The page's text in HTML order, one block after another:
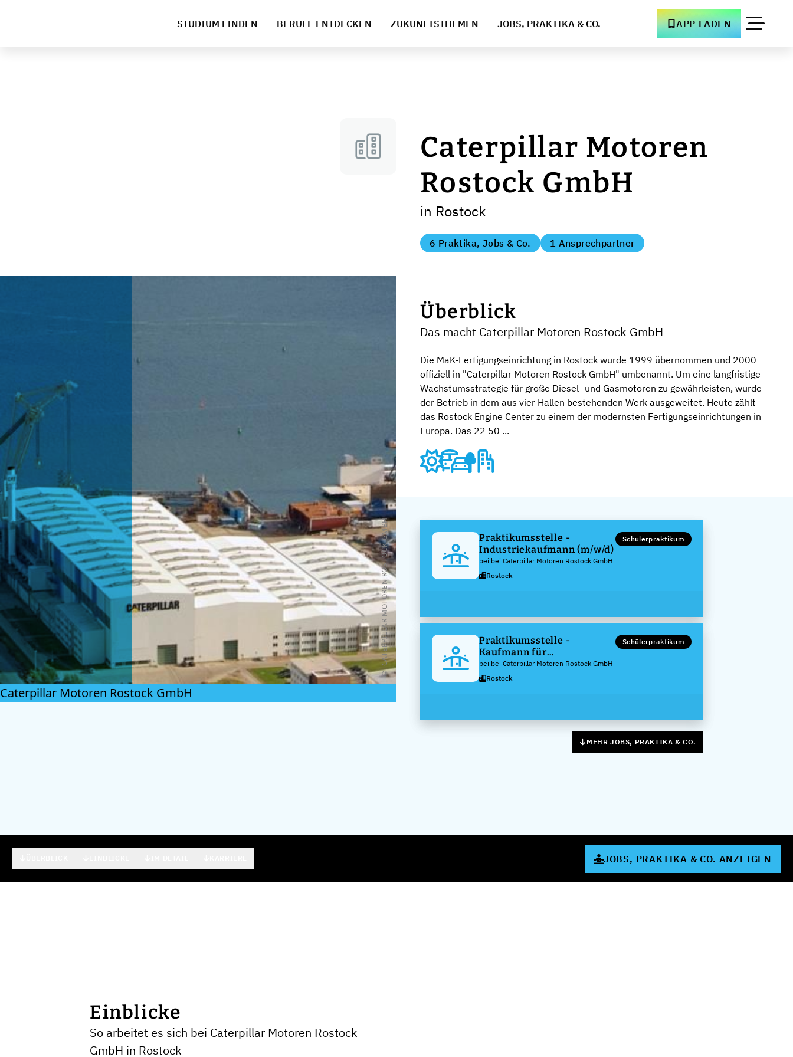
STUDIUM FINDEN BERUFE ENTDECKEN ZUKUNFTSTHEMEN JOBS, PRAKTIKA & CO. APP LADEN
Caterpillar Motoren
Rostock GmbH
in Rostock
6 Praktika, Jobs & Co. 1 Ansprechpartner
© CATERPILLAR MOTOREN ROSTOCK GMBH
Caterpillar Motoren Rostock GmbH
Überblick
Das macht Caterpillar Motoren Rostock GmbH
Die MaK-Fertigungseinrichtung in Rostock wurde 1999 übernommen und 2000
offiziell in "Caterpillar Motoren Rostock GmbH" umbenannt. Um eine langfristige
Wachstumsstrategie für große Diesel- und Gasmotoren zu gewährleisten, wurde
der Betrieb in dem aus vier Hallen bestehenden Werk ausgeweitet. Heute zählt
das Rostock Engine Center zu einem der modernsten Fertigungseinrichtungen in
Europa. Das 22 50 ...
Praktikumsstelle -
Industriekaufmann (m/w/d)
bei bei Caterpillar Motoren Rostock GmbH
Schülerpraktikum
Rostock
Praktikumsstelle -
Kaufmann für
Büromanagement (m/w/d)
bei bei Caterpillar Motoren Rostock GmbH
Schülerpraktikum
Rostock
MEHR JOBS, PRAKTIKA & CO.
JOBS, PRAKTIKA & CO. ANZEIGEN
Einblicke
So arbeitet es sich bei Caterpillar Motoren Rostock
GmbH in Rostock